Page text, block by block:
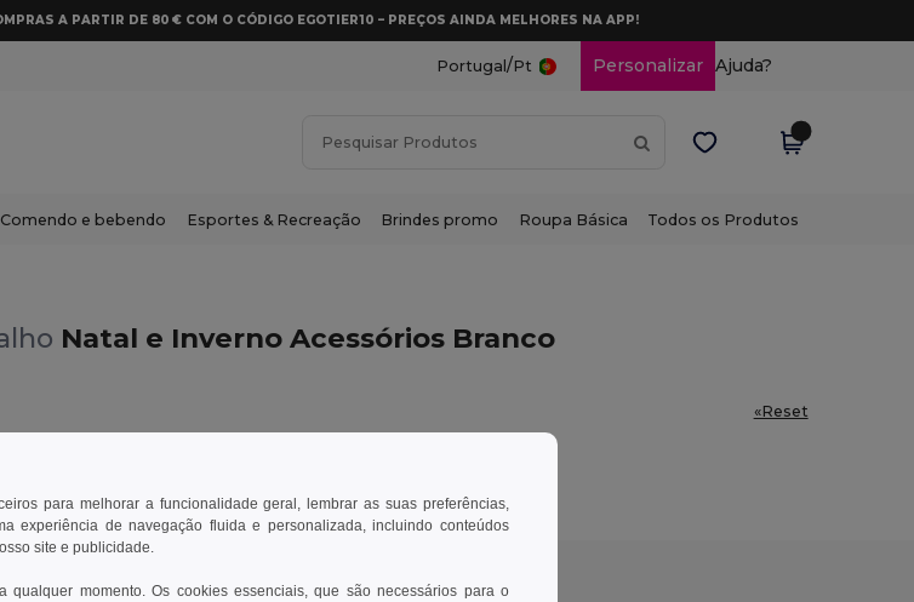
A PARTIR DE 80 € COM O CÓDIGO EGOTIER10 – PREÇOS AINDA MELHORES NA APP!
Portugal /Pt Personalizar Ajuda?
Comendo e bebendo Esportes & Recreação Brindes promo Roupa Básica Todos os Produtos
Natal e Inverno Acessórios Branco
«Reset
para melhorar a funcionalidade geral, lembrar as suas preferências,
experiência de navegação fluida e personalizada, incluindo conteúdos
site e publicidade.
qualquer momento. Os cookies essenciais, que são necessários para o